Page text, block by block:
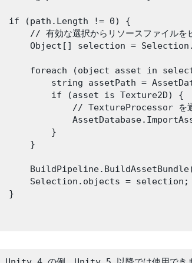
if (path.Length != 0) {
// 有効な選択からリソースファイルを
Object[] selection =
foreach (object asset in
string assetPath =
if (asset is Texture2D) {
// TextureProcessor を通
}
}
Selection.objects = selection;
}